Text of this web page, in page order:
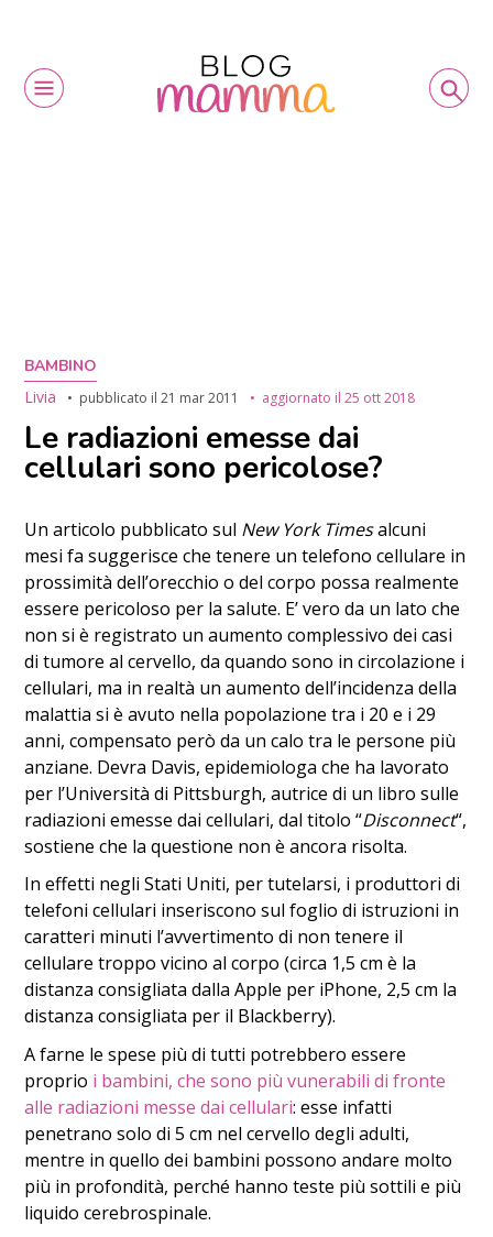
BAMBINO
Livia
pubblicato il21 mar 2011 aggiornato il25 ott 2018
Le radiazioni emesse dai
cellulari sono pericolose?
Un articolo pubblicato sul New York Timesalcuni
mesi fa suggerisce che tenere un telefono cellulare in
prossimità dell’orecchio o del corpo possa realmente
essere pericoloso per la salute. E’ vero da un lato che
non si è registrato un aumento complessivo dei casi
di tumore al cervello, da quando sono in circolazione i
cellulari, ma in realtà un aumento dell’incidenza della
malattia si è avuto nella popolazione tra i 20 e i 29
anni, compensato però da un calo tra le persone più
anziane. Devra Davis, epidemiologa che ha lavorato
per l’Università di Pittsburgh, autrice di un libro sulle
radiazioni emesse dai cellulari, dal titolo “Disconnect“,
sostiene che la questione non è ancora risolta.
In effetti negli Stati Uniti, per tutelarsi, i produttori di
telefoni cellulari inseriscono sul foglio di istruzioni in
caratteri minuti l’avvertimento di non tenere il
cellulare troppo vicino al corpo (circa 1,5 cm è la
distanza consigliata dalla Apple per iPhone, 2,5 cm la
distanza consigliata per il Blackberry).
A farne le spese più di tutti potrebbero essere
proprio i bambini, che sono più vunerabili di fronte
alle radiazioni messe dai cellulari: esse infatti
penetrano solo di 5 cm nel cervello degli adulti,
mentre in quello dei bambini possono andare molto
più in profondità, perché hanno teste più sottili e più
liquido cerebrospinale.